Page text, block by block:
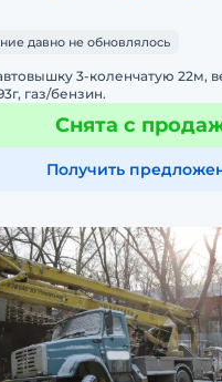
давно не обновлялось
3-коленчатую 22м,
газ/бензин.
Снята с
Получить